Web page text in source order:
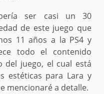
ser casi un 30
de este juego que
11 años a la PS4 y
todo el contenido
del juego, el cual está
estéticas para Lara y
mencionaré a detalle.